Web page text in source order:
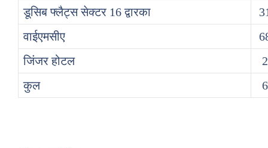
डूसिब फ्लैट्स सेक्टर 16 द्वारका
वाईएमसीए
जिंजर होटल
कुल